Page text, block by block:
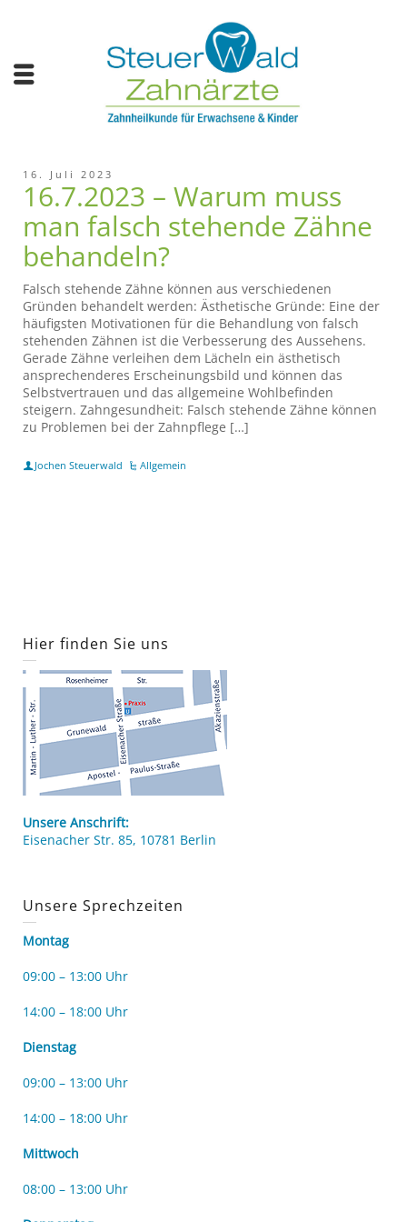
16. Juli 2023
16.7.2023 – Warum muss
man falsch stehende Zähne
behandeln?
Falsch stehende Zähne können aus verschiedenen
Gründen behandelt werden: Ästhetische Gründe: Eine der
häufigsten Motivationen für die Behandlung von falsch
stehenden Zähnen ist die Verbesserung des Aussehens.
Gerade Zähne verleihen dem Lächeln ein ästhetisch
ansprechenderes Erscheinungsbild und können das
Selbstvertrauen und das allgemeine Wohlbefinden
steigern. Zahngesundheit: Falsch stehende Zähne können
zu Problemen bei der Zahnpflege […]
Jochen Steuerwald Allgemein
Hier finden Sie uns
Unsere Anschrift:
Eisenacher Str. 85, 10781 Berlin
Unsere Sprechzeiten
Montag
09:00 – 13:00 Uhr
14:00 – 18:00 Uhr
Dienstag
09:00 – 13:00 Uhr
14:00 – 18:00 Uhr
Mittwoch
08:00 – 13:00 Uhr